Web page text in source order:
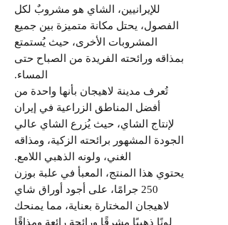
للإيرانيين، الشاي هو مشروبٌ لكل
الفصول، يحتل مكانة متميزة بين جميع
المشروبات الأخرى، حيث يُستمتع
بمذاقه ورائحته الفريدة من الصباح حتى
المساء.
تُعرف مدينة لاهیجان بأنها واحدة من
أفضل المناطق الزراعية في إيران
لإنتاج الشاي، حيث يُزرع الشاي عالي
الجودة المشهور برائحته الزكية، ومذاقه
الغني، ولونه الذهبي اللامع.
يحتوي هذا المنتج، المعبأ في علبة بوزن
250 جرامًا، على أجود أوراق شاي
لاهیجان المختارة بعناية، مما يمنحك
لونًا ذهبيًا مشرقًا ورائحة رائعة ومذاقًا